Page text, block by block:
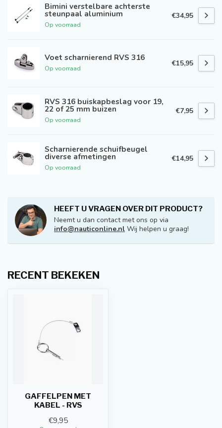
Bimini verstelbare achterste
steunpaal aluminium
Op voorraad
€34,95
Voet scharnierend RVS 316
Op voorraad
€15,95
RVS 316 buiskapbeslag voor 19,
22 of 25 mm buizen
Op voorraad
€7,95
Scharnierende schuifbeugel
diverse afmetingen
Op voorraad
€14,95
HEEFT U VRAGEN OVER DIT PRODUCT?
Neemt u dan contact met ons op via
info@nauticonline.nl Wij helpen u graag!
RECENT BEKEKEN
GAFFELPEN MET
KABEL - RVS
€9,95